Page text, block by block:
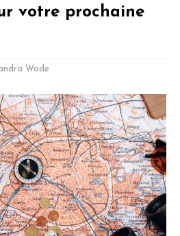
votre prochaine
Wade